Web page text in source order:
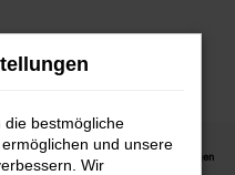
VW Crafter für Bremen Gebrauchtwagen
die bestmögliche
und unsere
Wir